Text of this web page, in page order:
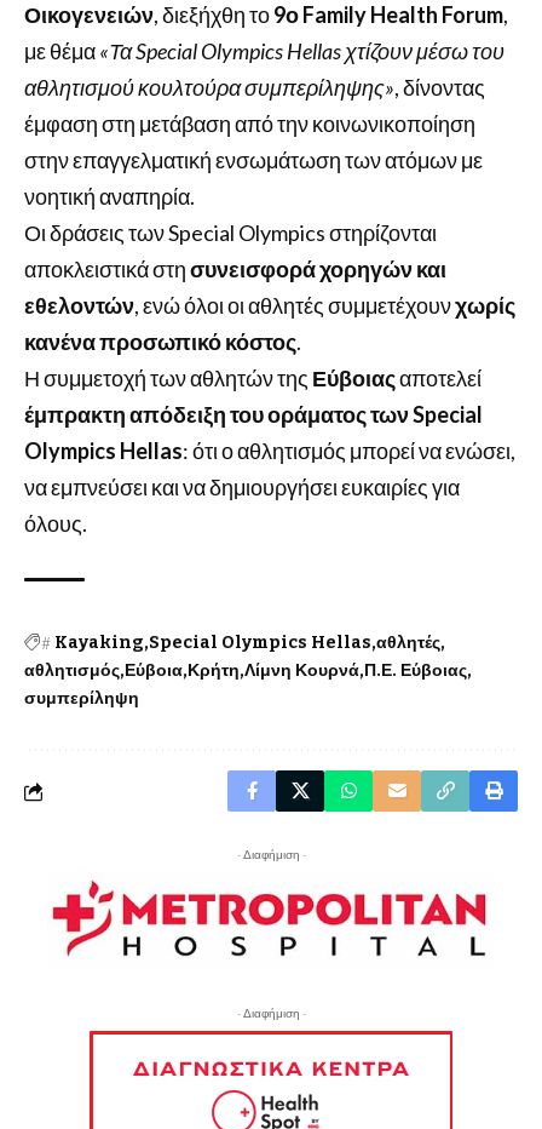
Οικογενειών, διεξήχθη το9ο Family Health Forum,
με θέμα«Τα Special Olympics Hellas χτίζουν μέσω του
αθλητισμού κουλτούρα συμπερίληψης», δίνοντας
έμφαση στη μετάβαση από την κοινωνικοποίηση
στην επαγγελματική ενσωμάτωση των ατόμων με
νοητική αναπηρία.
Οι δράσεις των Special Olympics στηρίζονται
αποκλειστικά στησυνεισφορά χορηγών και
εθελοντών, ενώ όλοι οι αθλητές συμμετέχουνχωρίς
κανένα προσωπικό κόστος.
Η συμμετοχή των αθλητών της Εύβοιαςαποτελεί
έμπρακτη απόδειξη του οράματος των Special
Olympics Hellas: ότι ο αθλητισμός μπορεί να ενώσει,
να εμπνεύσει και να δημιουργήσει ευκαιρίες για
όλους.
# Kayaking Special Olympics Hellas αθλητές
αθλητισμός Εύβοια Κρήτη Λίμνη Κουρνά Π.Ε. Εύβοιας
συμπερίληψη
- Διαφήμιση -
- Διαφήμιση -